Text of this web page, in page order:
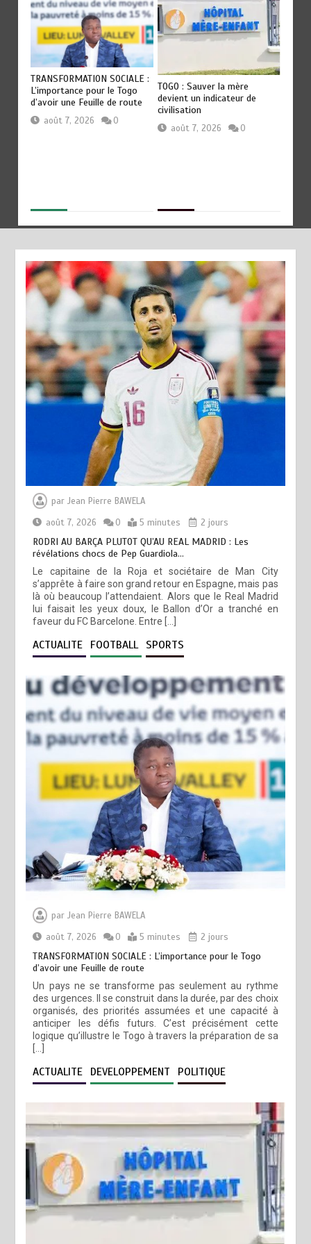
TRANSFORMATION SOCIALE :
L’importance pour le Togo
d’avoir une Feuille de route
août 7, 2026 0
TOGO : Sauver la mère
devient un indicateur de
civilisation
août 7, 2026 0
parJean Pierre BAWELA
août 7, 2026
0 5 minutes 2 jours
RODRI AU BARÇA PLUTOT QU’AU REAL MADRID : Les
révélations chocs de Pep Guardiola…
Le capitaine de la Roja et sociétaire de Man City
s’apprête à faire son grand retour en Espagne, mais pas
là où beaucoup l’attendaient. Alors que le Real Madrid
lui faisait les yeux doux, le Ballon d’Or a tranché en
faveur du FC Barcelone. Entre […]
ACTUALITE FOOTBALL SPORTS
parJean Pierre BAWELA
août 7, 2026
0 5 minutes 2 jours
TRANSFORMATION SOCIALE : L’importance pour le Togo
d’avoir une Feuille de route
Un pays ne se transforme pas seulement au rythme
des urgences. Il se construit dans la durée, par des choix
organisés, des priorités assumées et une capacité à
anticiper les défis futurs. C’est précisément cette
logique qu’illustre le Togo à travers la préparation de sa
[…]
ACTUALITE DEVELOPPEMENT POLITIQUE